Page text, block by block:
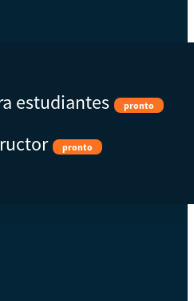
estudiantes pronto
pronto